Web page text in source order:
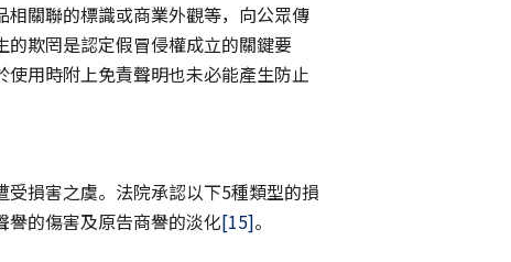
關聯的標識或商業外觀等，向公眾傳
欺罔是認定假冒侵權成立的關鍵要
用時附上免責聲明也未必能產生防止
損害之虞。法院承認以下5種類型的損
的傷害及原告商譽的淡化[15]。